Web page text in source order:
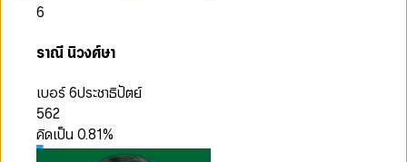
6
ราณี นิวงศ์ษา
เบอร์ 6ประชาธิปัตย์
562
คิดเป็น0.81%